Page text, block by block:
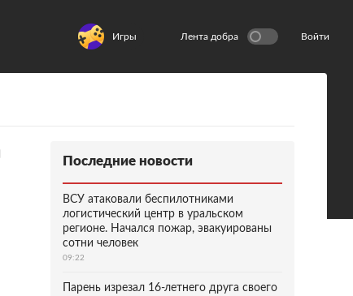
Игры Лента добра Войти
Последние новости
ВСУ атаковали беспилотниками
логистический центр в уральском
регионе. Начался пожар, эвакуированы
сотни человек
09:22
Парень изрезал 16-летнего друга своего